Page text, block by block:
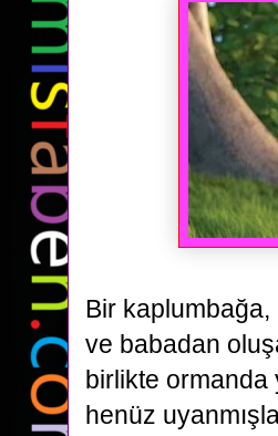
Bir
ve babadan
birlikte ormanda
henüz